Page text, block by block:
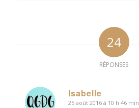
24
RÉPONSES
Isabelle
dit
25 août 2016 à 10 h 46 min